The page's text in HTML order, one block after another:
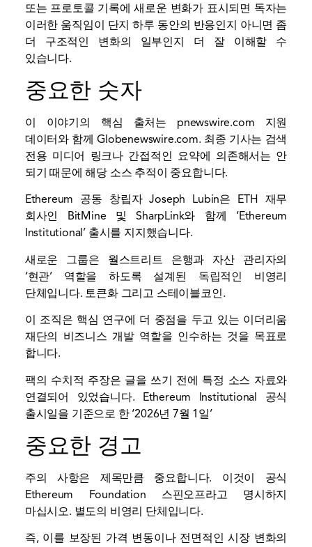
또는 프로토콜 기록에 새로운 변화가 표시되면 독자는
이러한 움직임이 단지 하루 동안의 반응인지 아니면 좀
더 구조적인 변화의 일부인지 더 잘 이해할 수
있습니다.
중요한 숫자
이 이야기의 핵심 출처는 pnewswire.com 지원
데이터와 함께Globenewswire.com. 최종 기사는 검색
전용 미디어 링크나 간접적인 요약에 의존해서는 안
되기 때문에 해당 소스 추적이 중요합니다.
Ethereum 공동 창립자 Joseph Lubin은 ETH 재무
회사인 BitMine 및 SharpLink와 함께 ‘Ethereum
Institutional’ 출시를 지지했습니다.
새로운 그룹은 월스트리트 은행과 자산 관리자의
‘현관’ 역할을 하도록 설계된 독립적인 비영리
단체입니다. 토큰화그리고 스테이블코인.
이 조직은 핵심 연구에 더 중점을 두고 있는 이더리움
재단의 비즈니스 개발 역할을 인수하는 것을 목표로
합니다.
팩의 수치적 주장은 글을 쓰기 전에 특정 소스 자료와
연결되어 있었습니다. Ethereum Institutional 공식
출시일을 기준으로 한 ‘2026년 7월 1일’
중요한 경고
주의 사항은 제목만큼 중요합니다. 이것이 공식
Ethereum Foundation 스핀오프라고 명시하지
마십시오. 별도의 비영리 단체입니다.
즉, 이를 보장된 가격 변동이나 전면적인 시장 변화의